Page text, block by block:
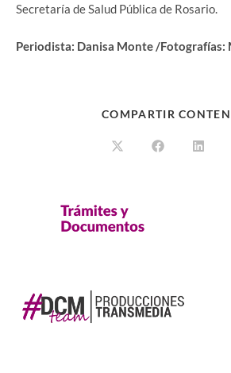
Secretaría de Salud Pública de Rosario.
Periodista: Danisa Monte /Fotografías:
COMPARTIR